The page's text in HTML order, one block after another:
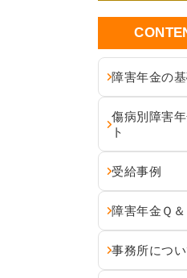
障害年金の
傷病別障害
ト
受給事例
障害年金Ｑ＆
事務所につい